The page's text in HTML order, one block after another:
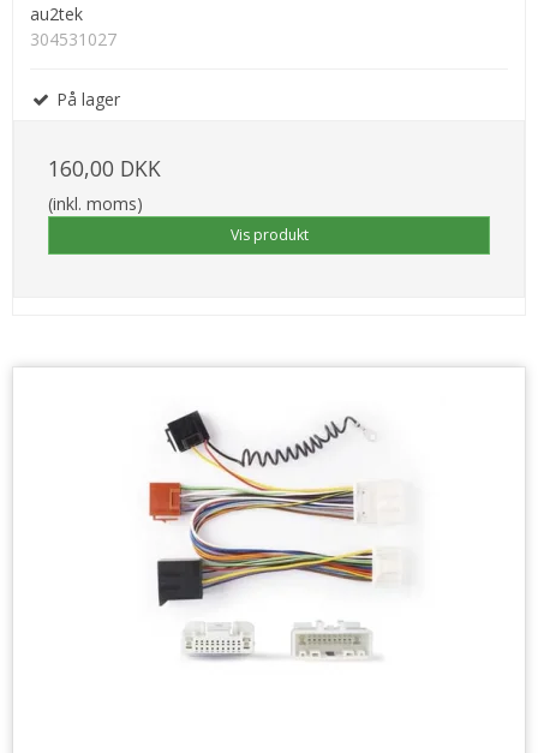
au2tek
304531027
På lager
160,00 DKK
(inkl. moms)
Vis produkt